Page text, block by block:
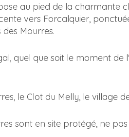
au pied de la charmante
vers Forcalquier,
Mourres.
quel que soit le moment de
le Clot du Melly, le village
sont en site protégé, ne